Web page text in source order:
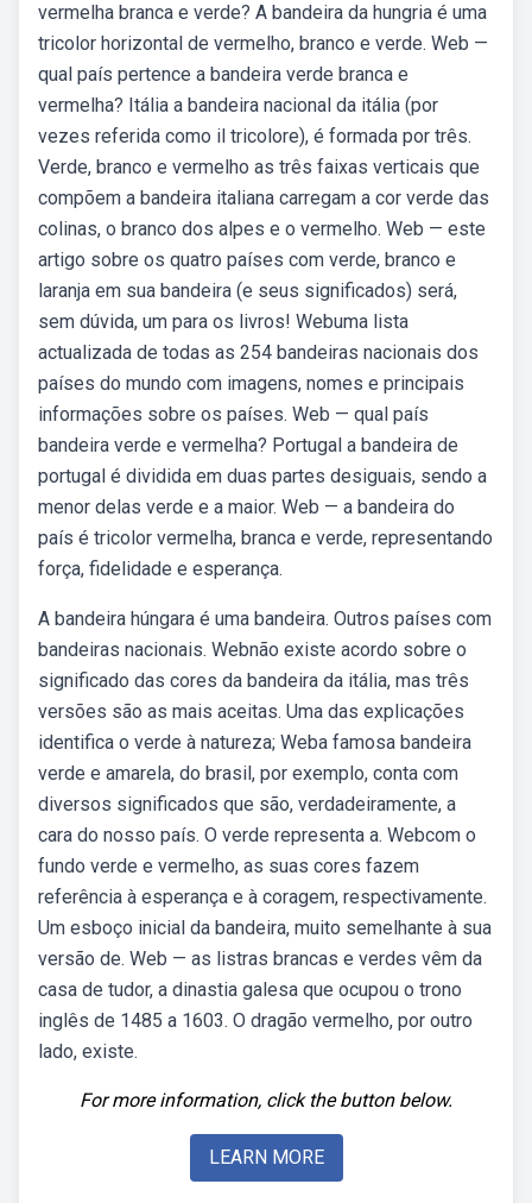
vermelha branca e verde? A bandeira da hungria é uma
tricolor horizontal de vermelho, branco e verde. Web —
qual país pertence a bandeira verde branca e
vermelha? Itália a bandeira nacional da itália (por
vezes referida como il tricolore), é formada por três.
Verde, branco e vermelho as três faixas verticais que
compõem a bandeira italiana carregam a cor verde das
colinas, o branco dos alpes e o vermelho. Web — este
artigo sobre os quatro países com verde, branco e
laranja em sua bandeira (e seus significados) será,
sem dúvida, um para os livros! Webuma lista
actualizada de todas as 254 bandeiras nacionais dos
países do mundo com imagens, nomes e principais
informações sobre os países. Web — qual país
bandeira verde e vermelha? Portugal a bandeira de
portugal é dividida em duas partes desiguais, sendo a
menor delas verde e a maior. Web — a bandeira do
país é tricolor vermelha, branca e verde, representando
força, fidelidade e esperança.
A bandeira húngara é uma bandeira. Outros países com
bandeiras nacionais. Webnão existe acordo sobre o
significado das cores da bandeira da itália, mas três
versões são as mais aceitas. Uma das explicações
identifica o verde à natureza; Weba famosa bandeira
verde e amarela, do brasil, por exemplo, conta com
diversos significados que são, verdadeiramente, a
cara do nosso país. O verde representa a. Webcom o
fundo verde e vermelho, as suas cores fazem
referência à esperança e à coragem, respectivamente.
Um esboço inicial da bandeira, muito semelhante à sua
versão de. Web — as listras brancas e verdes vêm da
casa de tudor, a dinastia galesa que ocupou o trono
inglês de 1485 a 1603. O dragão vermelho, por outro
lado, existe.
For more information, click the button below.
LEARN MORE